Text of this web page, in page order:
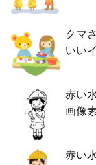
クマ
いい
赤い
画像
赤い